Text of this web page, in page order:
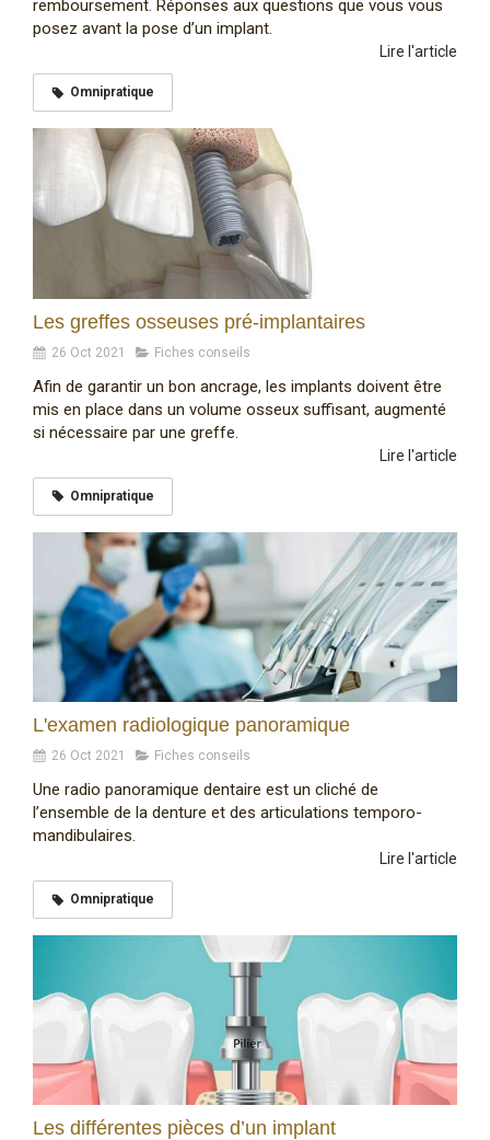
remboursement. Réponses aux questions que vous vous
posez avant la pose d’un implant.
Lire l'article
Omnipratique
Les greffes osseuses pré-implantaires
26 Oct 2021 Fiches conseils
Afin de garantir un bon ancrage, les implants doivent être
mis en place dans un volume osseux suffisant, augmenté
si nécessaire par une greffe.
Lire l'article
Omnipratique
L'examen radiologique panoramique
26 Oct 2021 Fiches conseils
Une radio panoramique dentaire est un cliché de
l’ensemble de la denture et des articulations temporo-
mandibulaires.
Lire l'article
Omnipratique
Les différentes pièces d’un implant